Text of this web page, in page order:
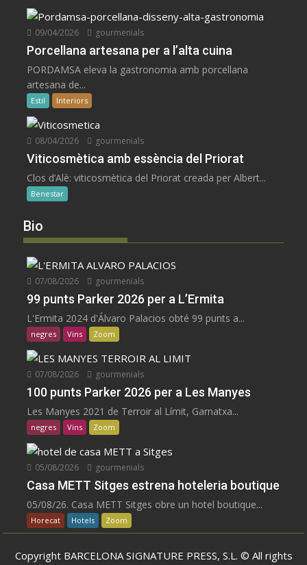
09/04/2026 gourmenials
Porcellana artesana per a l’alta cuina
PORDAMSA eleva la gastronomia amb porcellana
artesana de...
Estil Interiors
08/04/2026 gourmenials
Viticosmètica amb essència del Priorat
Clos d’Alè: viticosmètica del Priorat creada per Albert...
Benestar
Bio
07/08/2026 gourmenials
99 punts Parker 2026 per a L’Ermita
L'Ermita 2024 d'Álvaro Palacios obté 99 punts a...
negres Vins Zoom
07/08/2026 gourmenials
100 punts Parker 2026 per a Les Manyes
Les Manyes 2021 de Terroir al Límit, Garnatxa...
negres Vins Zoom
05/08/2026 gourmenials
Casa METT Sitges estrena hoteleria boutique
05/08/26. Casa METT Sitges obre un hotel boutique...
Horecat Hotels Zoom
Copyright BARCELONA SIGNATURE PRESS, S.L. © All rights